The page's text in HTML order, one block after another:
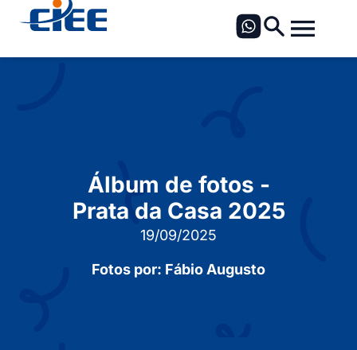
Álbum de fotos -
Prata da Casa 2025
19/09/2025
Fotos por: Fábio Augusto